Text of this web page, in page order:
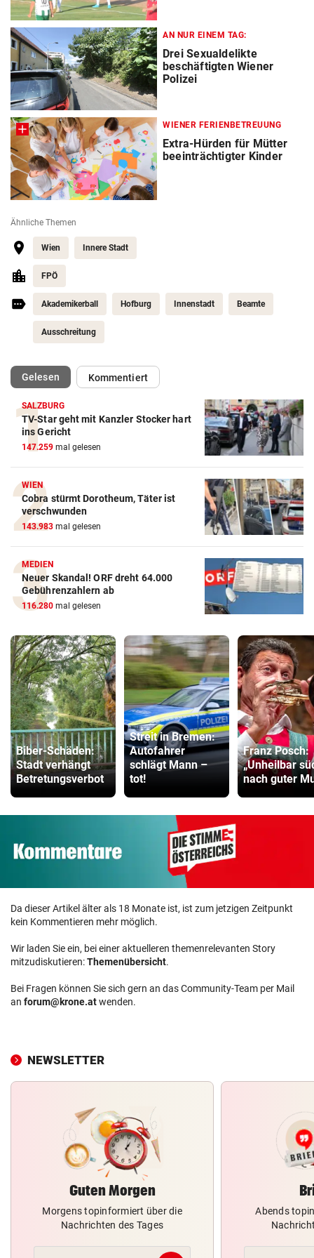
AN NUR EINEM TAG:
Drei Sexualdelikte
beschäftigten Wiener
Polizei
WIENER FERIENBETREUUNG
Extra-Hürden für Mütter
beeinträchtigter Kinder
Ähnliche Themen
Wien Innere Stadt
FPÖ
Akademikerball Hofburg Innenstadt Beamte
Ausschreitung
Gelesen(ausgewählt)Kommentiert
SALZBURG
TV-Star geht mit Kanzler Stocker hart
ins Gericht
147.259 mal gelesen
WIEN
Cobra stürmt Dorotheum, Täter ist
verschwunden
143.983 mal gelesen
MEDIEN
Neuer Skandal! ORF dreht 64.000
Gebührenzahlern ab
116.280 mal gelesen
Biber-Schäden:
Stadt verhängt
Betretungsverbot
Streit in Bremen:
Autofahrer
schlägt Mann –
tot!
Franz Posch:
„Unheilbar
nach guter
Da dieser Artikel älter als 18 Monate ist, ist zum jetzigen Zeitpunkt
kein Kommentieren mehr möglich.
Wir laden Sie ein, bei einer aktuelleren themenrelevanten Story
mitzudiskutieren:Themenübersicht.
Bei Fragen können Sie sich gern an das Community-Team per Mail
an forum@krone.atwenden.
NEWSLETTER
Guten Morgen
Morgens topinformiert über die
Nachrichten des Tages
Abends